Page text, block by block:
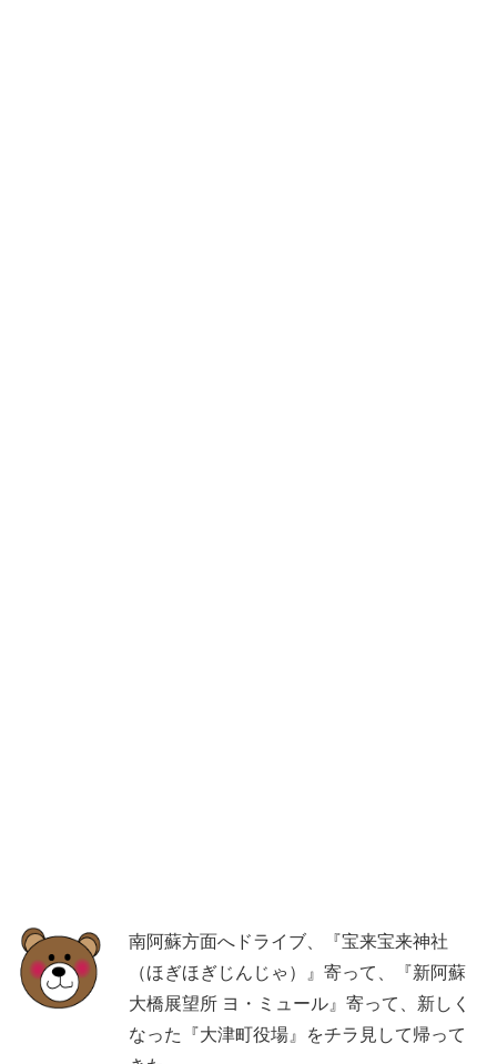
南阿蘇方面へドライブ、『宝来宝来神社
（ほぎほぎじんじゃ）』寄って、『新阿蘇
大橋展望所 ヨ・ミュール』寄って、新しく
なった『大津町役場』をチラ見して帰って